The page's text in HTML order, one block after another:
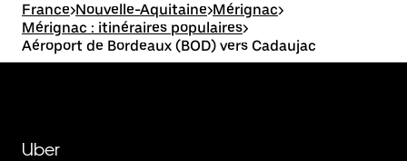
France>Nouvelle-Aquitaine>Mérignac>
Mérignac : itinéraires populaires>
Aéroport de Bordeaux (BOD) vers Cadaujac
Uber